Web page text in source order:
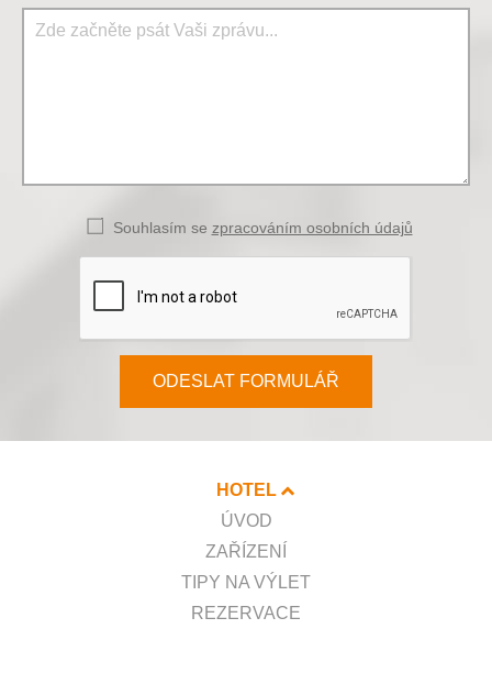
Souhlasím se zpracováním osobních údajů
ODESLAT FORMULÁŘ
HOTEL
ÚVOD
ZAŘÍZENÍ
TIPY NA VÝLET
REZERVACE